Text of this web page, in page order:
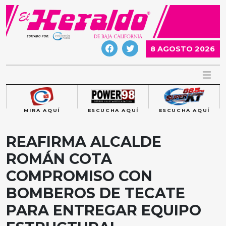
Skip
content
8 AGOSTO 2026
MIRA AQUÍ ESCUCHA AQUÍ ESCUCHA AQUÍ
REAFIRMA ALCALDE
ROMÁN COTA
COMPROMISO CON
BOMBEROS DE TECATE
PARA ENTREGAR EQUIPO